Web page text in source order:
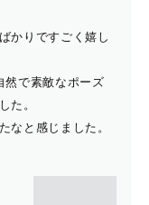
かりですごく嬉し
然で素敵なポーズ
た。
なと感じました。